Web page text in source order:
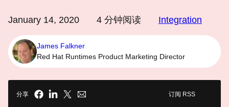
January 14, 2020 4 分钟阅读 Integration
James Falkner
Red Hat Runtimes Product Marketing Director
分享 订阅 RSS